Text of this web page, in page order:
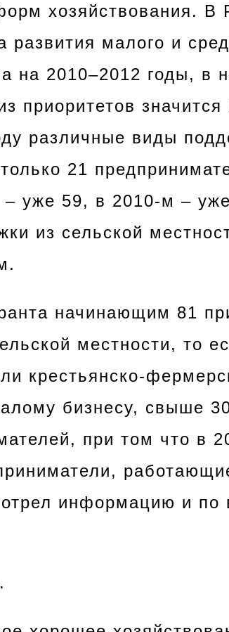
хозяйствования. В
развития малого и
на 2010–2012 годы, в
приоритетов значится
различные виды
21
– уже 59, в 2010-м –
из сельской
начинающим 81
местности, то
крестьянско-
бизнесу, свыше
при том что в
информацию и по